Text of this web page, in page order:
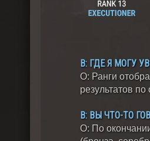
В: ГДЕ Я МОГУ
О: Ранги
результатов
В: ВЫ ЧТО-ТО
О: По